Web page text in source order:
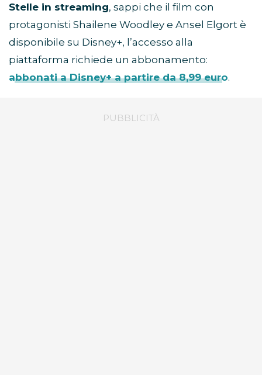
Stelle in streaming, sappi che il film con
protagonisti Shailene Woodley e Ansel Elgort è
disponibile su Disney+, l’accesso alla
piattaforma richiede un abbonamento:
abbonati a Disney+ a partire da 8,99 euro.